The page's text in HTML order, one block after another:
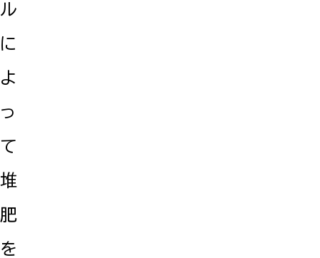
ル
に
よ
っ
て
堆
肥
を